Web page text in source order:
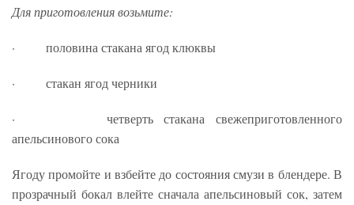
Для приготовления возьмите:
· половина стакана ягод клюквы
· стакан ягод черники
· четверть стакана свежеприготовленного
апельсинового сока
Ягоду промойте и взбейте до состояния смузи в блендере. В
прозрачный бокал влейте сначала апельсиновый сок, затем